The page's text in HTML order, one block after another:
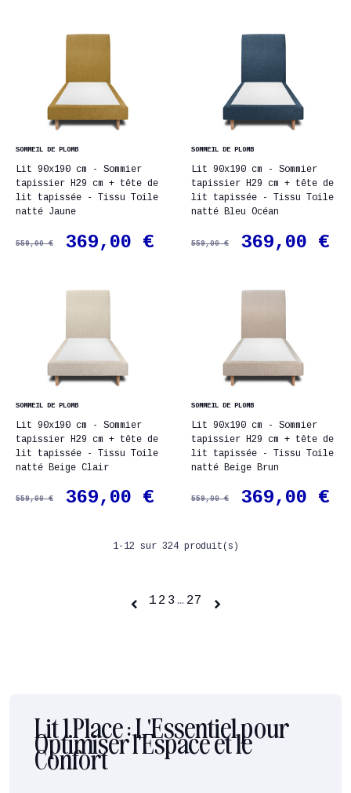
SOMMEIL DE PLOMB
Lit 90x190 cm - Sommier
tapissier H29 cm + tête de
lit tapissée - Tissu Toile
natté Jaune
559,00 € 369,00 €
SOMMEIL DE PLOMB
Lit 90x190 cm - Sommier
tapissier H29 cm + tête de
lit tapissée - Tissu Toile
natté Bleu Océan
559,00 € 369,00 €
SOMMEIL DE PLOMB
Lit 90x190 cm - Sommier
tapissier H29 cm + tête de
lit tapissée - Tissu Toile
natté Beige Clair
559,00 € 369,00 €
SOMMEIL DE PLOMB
Lit 90x190 cm - Sommier
tapissier H29 cm + tête de
lit tapissée - Tissu Toile
natté Beige Brun
559,00 € 369,00 €
1-12 sur 324 produit(s)
 1 2 3 … 27 
Lit 1 Place : L'Essentiel pour
Optimiser l'Espace et le
Confort